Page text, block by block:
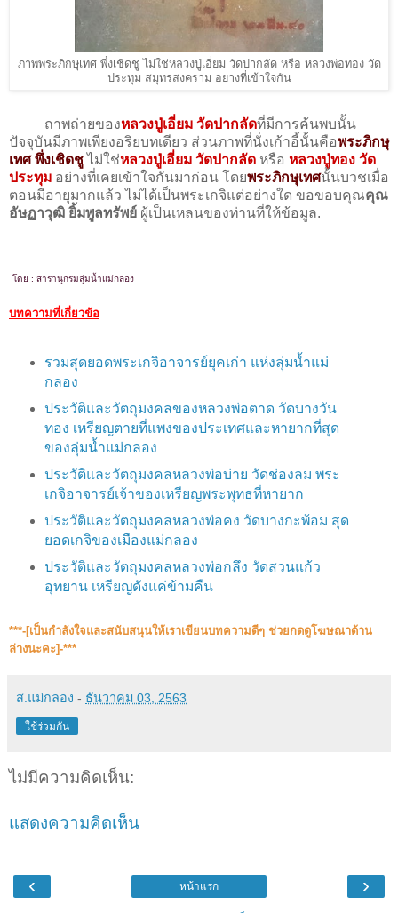
ภาพพระภิกษุเทศ พึ่งเชิดชู ไม่ใช่หลวงปู่เอี่ยม วัดปากลัด หรือ หลวงพ่อทอง วัด
ประทุม สมุทรสงคราม อย่างที่เข้าใจกัน
ถาพถ่ายของหลวงปู่เอี่ยม วัดปากลัดที่มีการค้นพบนั้น
ปัจจุบันมีภาพเพียงอริยบทเดียว ส่วนภาพที่นั่งเก้าอี้นั้นคือพระภิกษุ
เทศ พึ่งเชิดชูไม่ใช่หลวงปู่เอี่ยม วัดปากลัด หรือ หลวงปู่ทอง วัด
ประทุม อย่างที่เคยเข้าใจกันมาก่อน โดยพระภิกษุเทศนั้นบวชเมื่อ
ตอนมีอายุมากแล้ว ไม่ได้เป็นพระเกจิแต่อย่างใด ขอขอบคุณคุณ
อัษฏาวุฒิ ยิ้มพูลทรัพย์ ผู้เป็นเหลนของท่านที่ให้ข้อมูล.
โดย : สารานุกรมลุ่มน้ำแม่กลอง
บทความที่เกี่ยวข้อ
รวมสุดยอดพระเกจิอาจารย์ยุคเก่า แห่งลุ่มน้ำแม่
กลอง
ประวัติและวัตถุมงคลของหลวงพ่อตาด วัดบางวัน
ทอง เหรียญตายที่แพงของประเทศและหายากที่สุด
ของลุ่มน้ำแม่กลอง
ประวัติและวัตถุมงคลหลวงพ่อบ่าย วัดช่องลม พระ
เกจิอาจารย์เจ้าของเหรียญพระพุทธที่หายาก
ประวัติและวัตถุมงคลหลวงพ่อคง วัดบางกะพ้อม สุด
ยอดเกจิของเมืองแม่กลอง
ประวัติและวัตถุมงคลหลวงพ่อกลึง วัดสวนแก้ว
อุทยาน เหรียญดังแค่ข้ามคืน
***-[เป็นกำลังใจและสนับสนุน​ให้เราเขียนบทความดีๆ ช่วยกดดูโฆษณาด้าน
ล่างนะคะ]-***
ส.แม่กลอง - ธันวาคม 03, 2563
ใช้ร่วมกัน
ไม่มีความคิดเห็น:
แสดงความคิดเห็น
‹ ›
หน้าแรก